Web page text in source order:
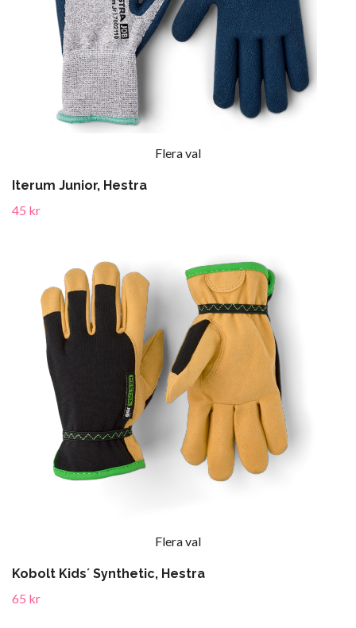
Flera val
Iterum Junior, Hestra
45 kr
Flera val
Kobolt Kids´ Synthetic, Hestra
65 kr